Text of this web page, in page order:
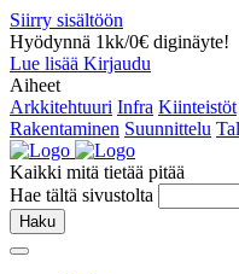
Siirry sisältöön
Hyödynnä 1kk/0€ diginäyte!
Lue lisää Kirjaudu
Aiheet
Arkkitehtuuri Infra Kiinteistöt
Rakentaminen Suunnittelu
Kaikki mitä tietää pitää
Hae tältä sivustolta
Haku